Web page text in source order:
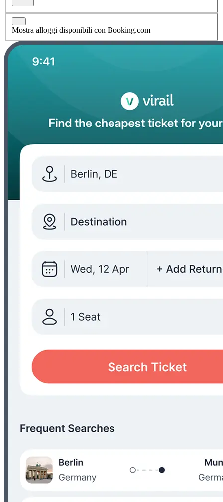
Mostra alloggi disponibili con Booking.com